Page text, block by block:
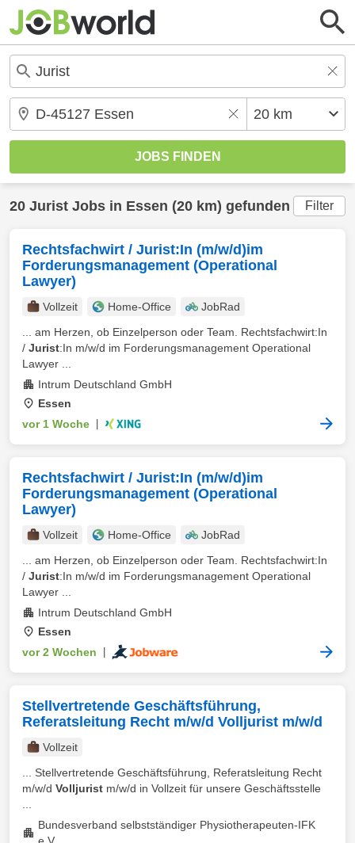
20 Jurist Jobs in Essen (20 km) gefunden Filter
Rechtsfachwirt / Jurist:In (m/w/d)im
Forderungsmanagement (Operational
Lawyer)
Vollzeit Home-Office
JobRad
... am Herzen, ob Einzelperson oder Team. Rechtsfachwirt:In
/ Jurist:In m/w/d im Forderungsmanagement Operational
Lawyer ...
Intrum Deutschland GmbH
Essen
vor 1 Woche
Rechtsfachwirt / Jurist:In (m/w/d)im
Forderungsmanagement (Operational
Lawyer)
Vollzeit Home-Office
JobRad
... am Herzen, ob Einzelperson oder Team. Rechtsfachwirt:In
/ Jurist:In m/w/d im Forderungsmanagement Operational
Lawyer ...
Intrum Deutschland GmbH
Essen
vor 2 Wochen
Stellvertretende Geschäftsführung,
Referatsleitung Recht m/w/d Volljurist m/w/d
Vollzeit
... Stellvertretende Geschäftsführung, Referatsleitung Recht
m/w/d Volljurist m/w/d in Vollzeit für unsere Geschäftsstelle
Bundesverband selbstständiger Physiotherapeuten-IFK